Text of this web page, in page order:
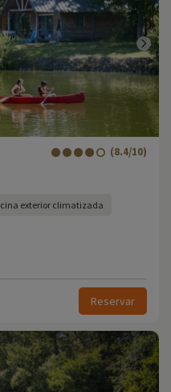
(8.4/10)
exterior climatizada
Reservar